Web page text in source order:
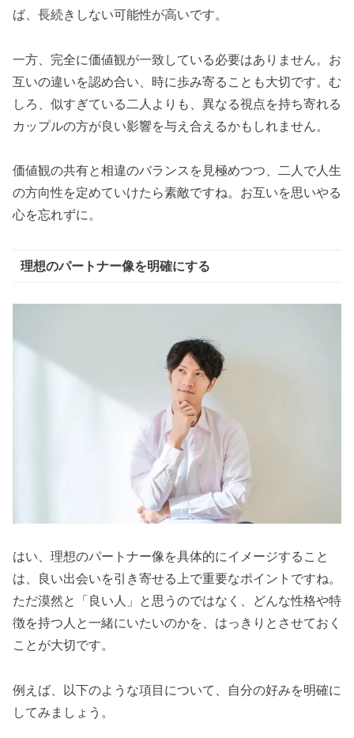
ば、長続きしない可能性が高いです。
一方、完全に価値観が一致している必要はありません。お
互いの違いを認め合い、時に歩み寄ることも大切です。む
しろ、似すぎている二人よりも、異なる視点を持ち寄れる
カップルの方が良い影響を与え合えるかもしれません。
価値観の共有と相違のバランスを見極めつつ、二人で人生
の方向性を定めていけたら素敵ですね。お互いを思いやる
心を忘れずに。
理想のパートナー像を明確にする
はい、理想のパートナー像を具体的にイメージすること
は、良い出会いを引き寄せる上で重要なポイントですね。
ただ漠然と「良い人」と思うのではなく、どんな性格や特
徴を持つ人と一緒にいたいのかを、はっきりとさせておく
ことが大切です。
例えば、以下のような項目について、自分の好みを明確に
してみましょう。